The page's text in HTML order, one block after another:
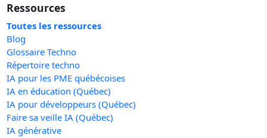
Ressources
Toutes les ressources
Blog
Glossaire Techno
Répertoire techno
IA pour les PME québécoises
IA en éducation (Québec)
IA pour développeurs (Québec)
Faire sa veille IA (Québec)
IA générative